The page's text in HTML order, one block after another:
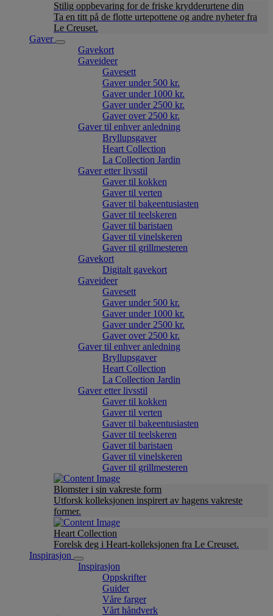
Stilig oppbevaring for de friske krydderurtene din
Ta en titt på de flotte urtepottene og andre nyheter fra
Le Creuset.
Gaver
Gavekort
Gaveideer
Gavesett
Gaver under 500 kr.
Gaver under 1000 kr.
Gaver under 2500 kr.
Gaver over 2500 kr.
Gaver til enhver anledning
Bryllupsgaver
Heart Collection
La Collection Jardin
Gaver etter livsstil
Gaver til kokken
Gaver til verten
Gaver til bakeentusiasten
Gaver til teelskeren
Gaver til baristaen
Gaver til vinelskeren
Gaver til grillmesteren
Gavekort
Digitalt gavekort
Gaveideer
Gavesett
Gaver under 500 kr.
Gaver under 1000 kr.
Gaver under 2500 kr.
Gaver over 2500 kr.
Gaver til enhver anledning
Bryllupsgaver
Heart Collection
La Collection Jardin
Gaver etter livsstil
Gaver til kokken
Gaver til verten
Gaver til bakeentusiasten
Gaver til teelskeren
Gaver til baristaen
Gaver til vinelskeren
Gaver til grillmesteren
Blomster i sin vakreste form
Utforsk kolleksjonen inspirert av hagens vakreste
former.
Heart Collection
Forelsk deg i Heart-kolleksjonen fra Le Creuset.
Inspirasjon
Inspirasjon
Oppskrifter
Guider
Våre farger
Vårt håndverk